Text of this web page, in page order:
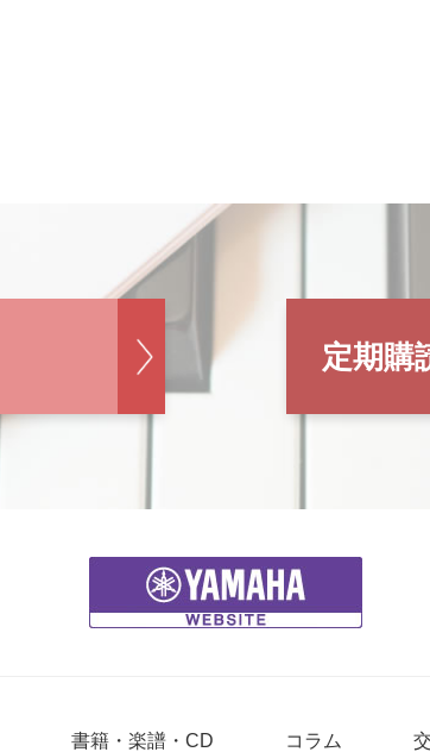
定期購
書籍・楽譜・CD コラム